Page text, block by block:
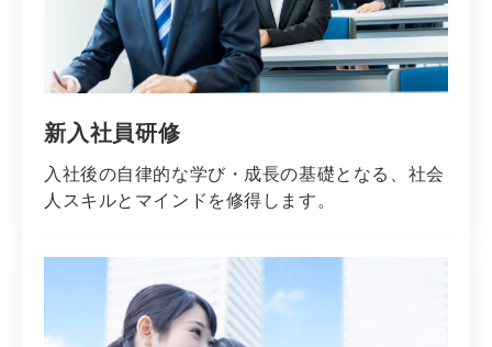
新入社員研修
入社後の自律的な学び・成長の基礎となる、社会
人スキルとマインドを修得します。